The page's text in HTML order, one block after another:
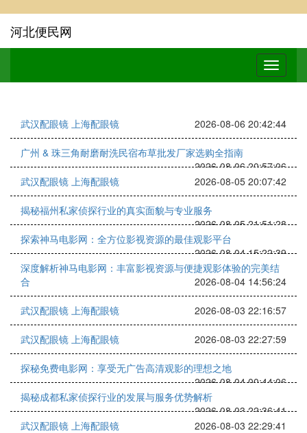
河北便民网
武汉配眼镜 上海配眼镜 2026-08-06 20:42:44
广州 & 珠三角耐磨耐洗民宿布草批发厂家选购全指南
2026-08-06 20:57:06
武汉配眼镜 上海配眼镜
2026-08-05 20:07:42
揭秘福州私家侦探行业的真实面貌与专业服务
2026-08-05 21:51:28
探索神马电影网：全方位影视资源的最佳观影平台
2026-08-04 15:22:39
深度解析神马电影网：丰富影视资源与便捷观影体验的完美结
合
2026-08-04 14:56:24
武汉配眼镜 上海配眼镜 2026-08-03 22:16:57
武汉配眼镜 上海配眼镜 2026-08-03 22:27:59
探秘免费电影网：享受无广告高清观影的理想之地
2026-08-04 00:44:06
揭秘成都私家侦探行业的发展与服务优势解析
2026-08-03 22:36:41
武汉配眼镜 上海配眼镜
2026-08-03 22:29:41